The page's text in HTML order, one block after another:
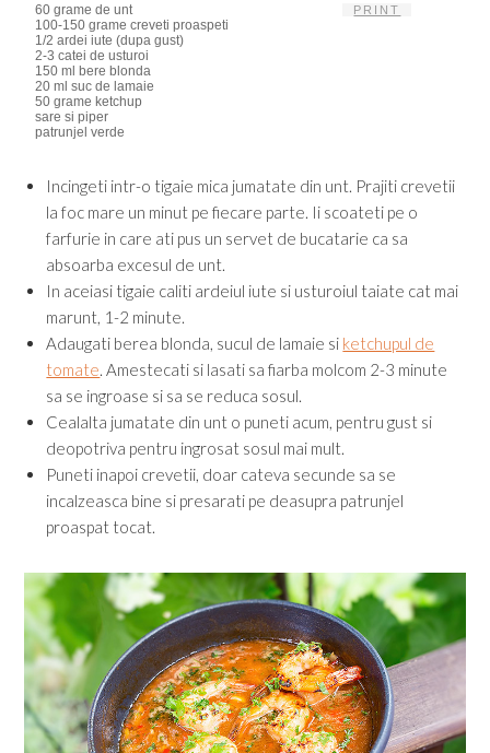
PRINT
60 grame de unt
100-150 grame creveti proaspeti
1/2 ardei iute (dupa gust)
2-3 catei de usturoi
150 ml bere blonda
20 ml suc de lamaie
50 grame ketchup
sare si piper
patrunjel verde
Incingeti intr-o tigaie mica jumatate din unt. Prajiti crevetii
la foc mare un minut pe fiecare parte. Ii scoateti pe o
farfurie in care ati pus un servet de bucatarie ca sa
absoarba excesul de unt.
In aceiasi tigaie caliti ardeiul iute si usturoiul taiate cat mai
marunt, 1-2 minute.
Adaugati berea blonda, sucul de lamaie si ketchupul de
tomate . Amestecati si lasati sa fiarba molcom 2-3 minute
sa se ingroase si sa se reduca sosul.
Cealalta jumatate din unt o puneti acum, pentru gust si
deopotriva pentru ingrosat sosul mai mult.
Puneti inapoi crevetii, doar cateva secunde sa se
incalzeasca bine si presarati pe deasupra patrunjel
proaspat tocat.